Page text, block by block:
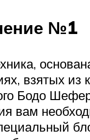
№1
взятых из
Бодо
вам